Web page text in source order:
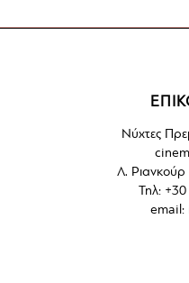
Νύχτες
Λ.
Τηλ:
email: